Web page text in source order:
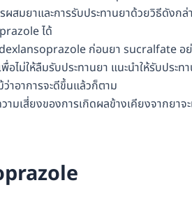
มยาและการรับประทานยาด้วยวิธีดังกล่
ได้
ก่อนยา sucralfate อ
อไม่ให้ลืมรับประทานยา แนะนำให้รับประ
าอาการจะดีขึ้นแล้วก็ตาม
เสี่ยงของการเกิดผลข้างเคียงจากยาจ